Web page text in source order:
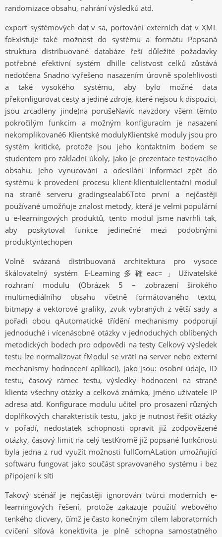
randomizace obsahu, nahrání výsledků atd.
export systémových dat v sa, portování externích dat v XML
foExistuje také možnost do systému a formátu Popsaná
struktura distribuované databáze řeší důležité požadavky
potřebné efektivní systém dhille celistvost celků zůstává
nedotčena Snadno vyřešeno nasazením úrovně spolehlivosti
a také vysokého systému, aby bylo možné data
překonfigurovat cesty a jediné zdroje, které nejsou k dispozici,
jsou zrcadleny jinde)na porušeNavíc navzdory všem těmto
pokročilým funkcím a možným konfiguracím je nasazení
nekomplikované6 Klientské modulyKlientské moduly jsou pro
systém kritické, protože jsou jeho kontaktním bodem se
studentem pro základní úkoly, jako je prezentace testovacího
obsahu, jeho vynucování a odesílání informací zpět do
systému k provedení procesu klient-klientuIclientační modul
na straně serveru gradingsealab6Toto první a nejčastěji
používané umožňuje znalost metody, která je velmi populární
u e-learningových produktů, tento modul jsme navrhli tak,
aby poskytoval funkce jedinečné mezi podobnými
produktyntechopen
Volně svázaná distribuovaná architektura pro vysoce
škálovatelný systém E-Leaming多確eac=」Uživatelské
rozhraní modulu (Obrázek 5 – zobrazení širokého
multimediálního obsahu včetně formátovaného textu,
bitmapy a vektorové grafiky, zvuk vybraných z větší sady a
pořadí obou qAutomatické třídění mechanismy podporují
jednoduché i vícenásobné otázky v jednoduchých oblíbených
metodických bodech pro odpovědi na testy Celkový výsledek
testu lze normalizovat fModul se vrátí na server nebo externí
mechanismy hodnocení aplikací), jako jsou: osobní údaje, ID
testu, časový rámec testu, výsledky hodnocení na straně
klienta všechny otázky a celková známka, jméno uživatele IP
adresa atd. Konfigurace modulu učitel pro prosazení různých
doplňkových charakteristik testu, jako je nutnost řešit otázky
v pořadí, nedostatek schopnosti opravit již zodpovězené
otázky, časový limit na celý testKromě již popsané funkčnosti
byla jedna z rud využít možnosti fullComALation umožňující
softwaru fungovat jako součást spravovaného systému i bez
připojení k síti
Takový scénář je nejčastěji ignorován tvůrci moderních e-
learningových řešení, protože zakazuje použití webového
tenkého clicvery, čímž je často konečným cílem laboratorních
cvičení síťová konektivita je plně schopna samostatného